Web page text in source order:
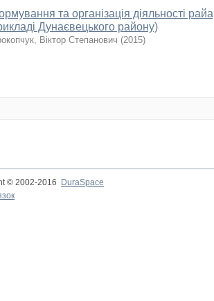
та організація діяльності
Дунаєвецького району)
Віктор Степанович (2015)
© 2002-2016
DuraSpace